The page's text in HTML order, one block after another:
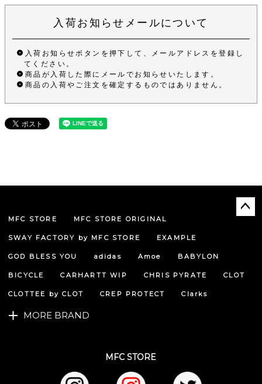
入荷お知らせメールについて
入荷お知らせボタンを押下して、メールアドレスを登録し
てください。
商品が入荷した際にメールでお知らせいたします。
商品の入荷やご注文を確定するものではありません。
MFC STORE MFC STORE ORIGINAL
SWAY FACTORY by MFC STORE EXAMPLE
GOD BLESS YOU adidas Amoe BABYLON
BICYCLE CARHARTT WIP CHRIS PYRATE CLOT
CLOTTEE by CLOT CREP PROTECT Clarks
MORE BRAND
MFC STORE